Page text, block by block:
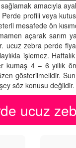
amacıyla
profili veya
mesafede ön
açarak sarım
ucuz zebra perde
işlemez.
kumaş 4 – 6 yıllık
özen
söz konusu değildir.
ucuz